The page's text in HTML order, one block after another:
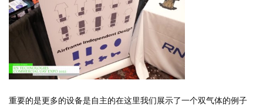
重要的是更多的设备是自主的在这里我们展示了一个双气体的例子